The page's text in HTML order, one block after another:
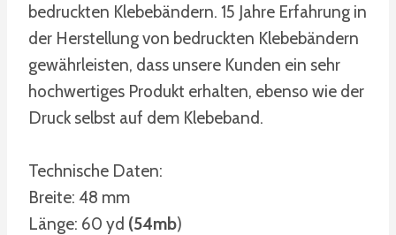
bedruckten Klebebändern. 15 Jahre Erfahrung in
der Herstellung von bedruckten Klebebändern
gewährleisten, dass unsere Kunden ein sehr
hochwertiges Produkt erhalten, ebenso wie der
Druck selbst auf dem Klebeband.
Technische Daten:
Breite: 48 mm
Länge: 60 yd (54mb)